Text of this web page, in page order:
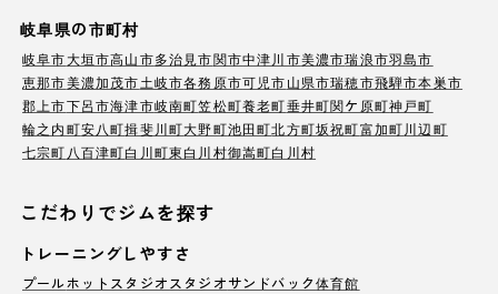
岐阜県の市町村
岐阜市大垣市高山市多治見市関市中津川市美濃市瑞浪市羽島市
恵那市美濃加茂市土岐市各務原市可児市山県市瑞穂市飛騨市本巣市
郡上市下呂市海津市岐南町笠松町養老町垂井町関ケ原町神戸町
輪之内町安八町揖斐川町大野町池田町北方町坂祝町富加町川辺町
七宗町 八百津町白川町東白川村御嵩町白川村
こだわりでジムを探す
トレーニングしやすさ
プールホットスタジオ スタジオサンドバック体育館